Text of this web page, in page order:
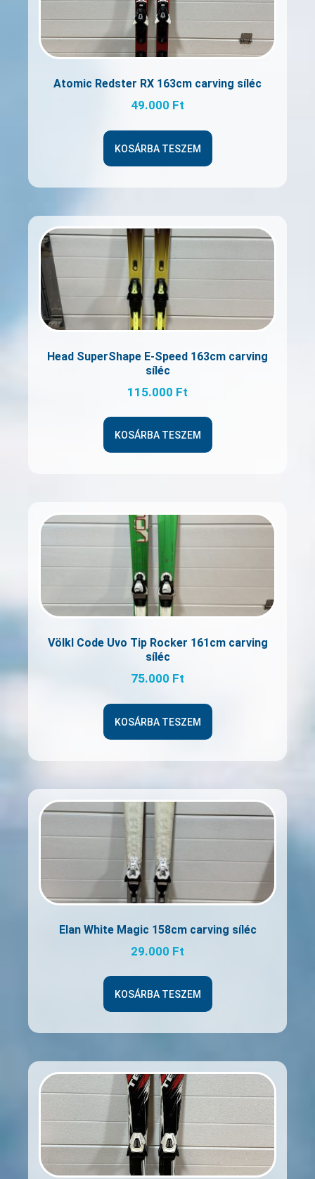
Atomic Redster RX 163cm carving síléc
49.000 Ft
KOSÁRBA TESZEM
Head SuperShape E-Speed 163cm carving
síléc
115.000 Ft
KOSÁRBA TESZEM
Völkl Code Uvo Tip Rocker 161cm carving
síléc
75.000 Ft
KOSÁRBA TESZEM
Elan White Magic 158cm carving síléc
29.000 Ft
KOSÁRBA TESZEM